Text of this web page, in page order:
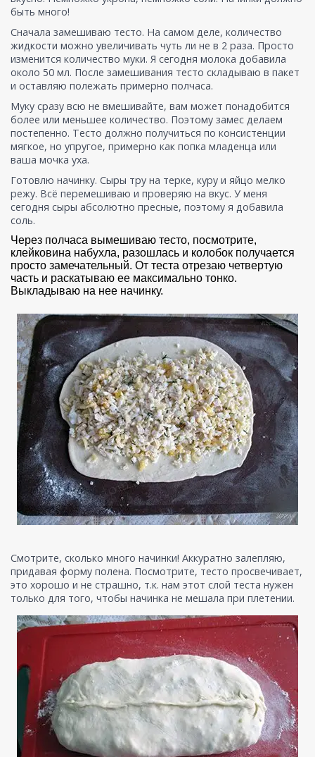
быть много!
Сначала замешиваю тесто. На самом деле, количество
жидкости можно увеличивать чуть ли не в 2 раза. Просто
изменится количество муки. Я сегодня молока добавила
около 50 мл. После замешивания тесто складываю в пакет
и оставляю полежать примерно полчаса.
Муку сразу всю не вмешивайте, вам может понадобится
более или меньшее количество. Поэтому замес делаем
постепенно. Тесто должно получиться по консистенции
мягкое, но упругое, примерно как попка младенца или
ваша мочка уха.
Готовлю начинку. Сыры тру на терке, куру и яйцо мелко
режу. Всё перемешиваю и проверяю на вкус. У меня
сегодня сыры абсолютно пресные, поэтому я добавила
соль.
Через полчаса вымешиваю тесто, посмотрите,
клейковина набухла, разошлась и колобок получается
просто замечательный. От теста отрезаю четвертую
часть и раскатываю ее максимально тонко.
Выкладываю на нее начинку.
Смотрите, сколько много начинки! Аккуратно залепляю,
придавая форму полена. Посмотрите, тесто просвечивает,
это хорошо и не страшно, т.к. нам этот слой теста нужен
только для того, чтобы начинка не мешала при плетении.